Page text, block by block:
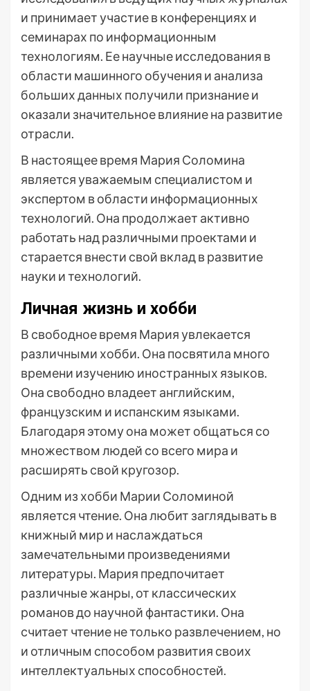
и принимает участие в конференциях и
семинарах по информационным
технологиям. Ее научные исследования в
области машинного обучения и анализа
больших данных получили признание и
оказали значительное влияние на развитие
отрасли.
В настоящее время Мария Соломина
является уважаемым специалистом и
экспертом в области информационных
технологий. Она продолжает активно
работать над различными проектами и
старается внести свой вклад в развитие
науки и технологий.
Личная жизнь и хобби
В свободное время Мария увлекается
различными хобби. Она посвятила много
времени изучению иностранных языков.
Она свободно владеет английским,
французским и испанским языками.
Благодаря этому она может общаться со
множеством людей со всего мира и
расширять свой кругозор.
Одним из хобби Марии Соломиной
является чтение. Она любит заглядывать в
книжный мир и наслаждаться
замечательными произведениями
литературы. Мария предпочитает
различные жанры, от классических
романов до научной фантастики. Она
считает чтение не только развлечением, но
и отличным способом развития своих
интеллектуальных способностей.